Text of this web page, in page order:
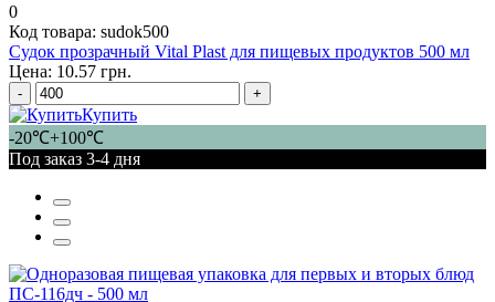
0
Код товара: sudok500
Судок прозрачный Vital Plast для пищевых продуктов 500 мл
Цена: 10.57 грн.
- +
Купить
-20℃+100℃
Под заказ 3-4 дня